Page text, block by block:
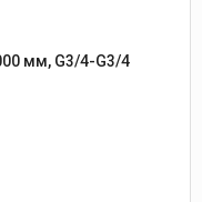
мм, G3/4-G3/4